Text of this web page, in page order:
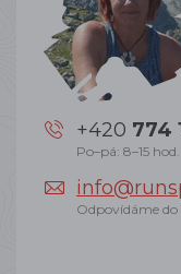
+420 774
Po–pá: 8–15 hod.
Odpovídáme do